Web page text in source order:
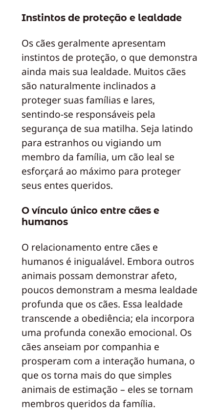
Instintos de proteção e lealdade
Os cães geralmente apresentam
instintos de proteção, o que demonstra
ainda mais sua lealdade. Muitos cães
são naturalmente inclinados a
proteger suas famílias e lares,
sentindo-se responsáveis pela
segurança de sua matilha. Seja latindo
para estranhos ou vigiando um
membro da família, um cão leal se
esforçará ao máximo para proteger
seus entes queridos.
O vínculo único entre cães e
humanos
O relacionamento entre cães e
humanos é inigualável. Embora outros
animais possam demonstrar afeto,
poucos demonstram a mesma lealdade
profunda que os cães. Essa lealdade
transcende a obediência; ela incorpora
uma profunda conexão emocional. Os
cães anseiam por companhia e
prosperam com a interação humana, o
que os torna mais do que simples
animais de estimação – eles se tornam
membros queridos da família.